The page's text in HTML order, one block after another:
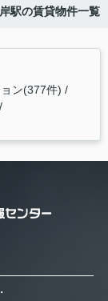
駅の賃貸物件一覧
ン(377件)